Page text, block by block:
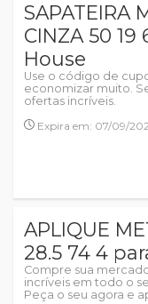
SAPATEIRA
CINZA 50 19
House
Use o código de
economizar muito.
ofertas incríveis.
Expira em: 07/09/
APLIQUE
28.5 74 4
Compre sua
incríveis em todo o
Peça o seu agora e